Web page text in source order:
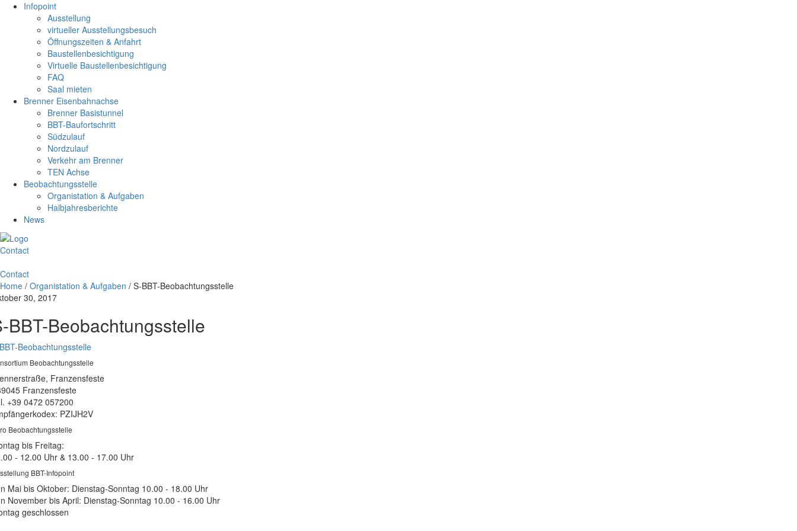
Infopoint
Ausstellung
virtueller Ausstellungsbesuch
Öffnungszeiten & Anfahrt
Baustellenbesichtigung
Virtuelle Baustellenbesichtigung
FAQ
Saal mieten
Brenner Eisenbahnachse
Brenner Basistunnel
BBT-Baufortschritt
Südzulauf
Nordzulauf
Verkehr am Brenner
TEN Achse
Beobachtungsstelle
Organistation & Aufgaben
Halbjahresberichte
News
Contact
Contact
Home / Organistation & Aufgaben / S-BBT-Beobachtungsstelle
30, 2017
BBT-Beobachtungsstelle
Beobachtungsstelle
Beobachtungsstelle
Franzensfeste
Franzensfeste
+39 0472 057200
PZIJH2V
Beobachtungsstelle
bis Freitag:
- 12.00 Uhr & 13.00 - 17.00 Uhr
BBT-Infopoint
Mai bis Oktober: Dienstag-Sonntag 10.00 - 18.00 Uhr
November bis April: Dienstag-Sonntag 10.00 - 16.00 Uhr
geschlossen